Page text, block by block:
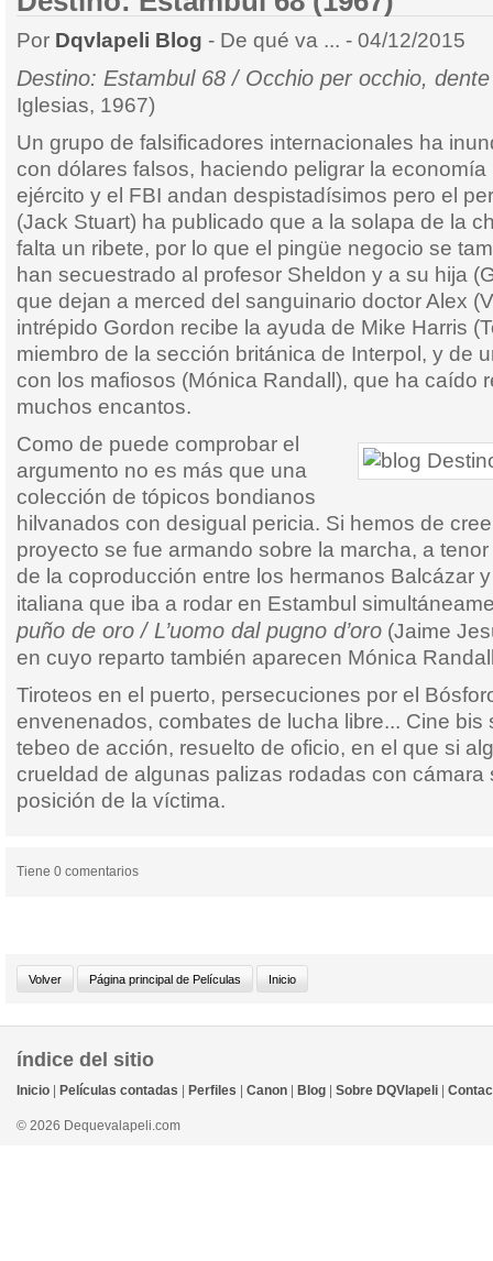
Por Dqvlapeli Blog - De qué va ... - 04/12/2015
Destino: Estambul 68 / Occhio per occhio,
Iglesias, 1967)
Un grupo de falsificadores internacionales ha
con dólares falsos, haciendo peligrar la economía
ejército y el FBI andan despistadísimos pero el
(Jack Stuart) ha publicado que a la solapa de la
falta un ribete, por lo que el pingüe negocio se
han secuestrado al profesor Sheldon y a su hija
que dejan a merced del sanguinario doctor Alex
intrépido Gordon recibe la ayuda de Mike Harris
miembro de la sección británica de Interpol, y de
con los mafiosos (Mónica Randall), que ha caído
muchos encantos.
Como de puede comprobar el
argumento no es más que una
colección de tópicos bondianos
hilvanados con desigual pericia. Si hemos de
proyecto se fue armando sobre la marcha, a
de la coproducción entre los hermanos Balcázar
italiana que iba a rodar en Estambul
puño de oro / L’uomo dal pugno d’oro (Jaime
en cuyo reparto también aparecen Mónica
Tiroteos en el puerto, persecuciones por el
envenenados, combates de lucha libre... Cine bis
tebeo de acción, resuelto de oficio, en el que si
crueldad de algunas palizas rodadas con cámara
posición de la víctima.
Tiene 0 comentarios
índice del sitio
Inicio Películas contadas Perfiles Canon Blog Sobre DQVlapeli
© 2026 Dequevalapeli.com